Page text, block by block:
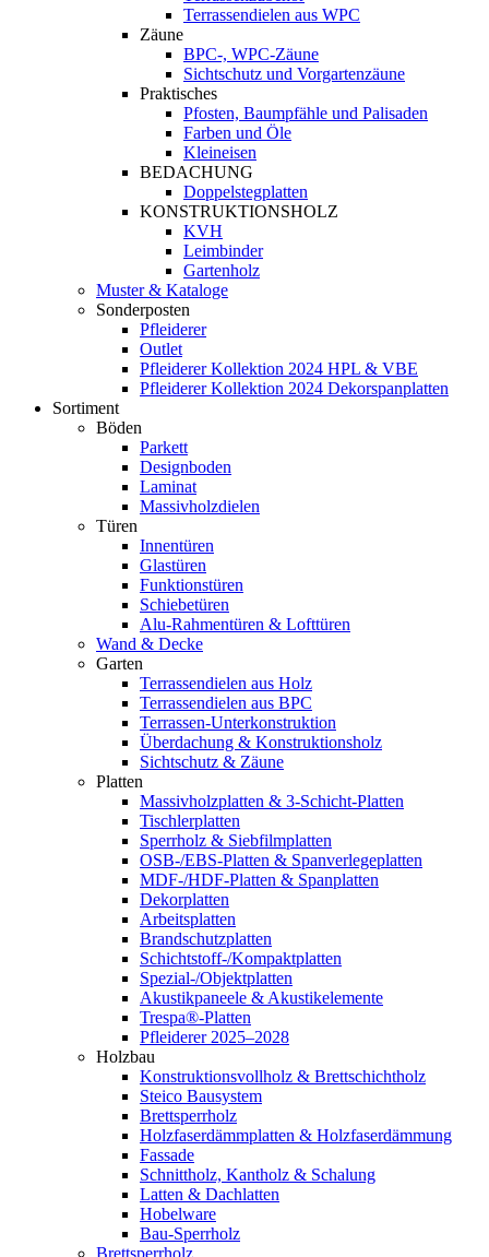
Terrassendielen aus WPC
Zäune
BPC-, WPC-Zäune
Sichtschutz und Vorgartenzäune
Praktisches
Pfosten, Baumpfähle und Palisaden
Farben und Öle
Kleineisen
BEDACHUNG
Doppelstegplatten
KONSTRUKTIONSHOLZ
KVH
Leimbinder
Gartenholz
Muster & Kataloge
Sonderposten
Pfleiderer
Outlet
Pfleiderer Kollektion 2024 HPL & VBE
Pfleiderer Kollektion 2024 Dekorspanplatten
Sortiment
Böden
Parkett
Designboden
Laminat
Massivholzdielen
Türen
Innentüren
Glastüren
Funktionstüren
Schiebetüren
Alu-Rahmentüren & Lofttüren
Wand & Decke
Garten
Terrassendielen aus Holz
Terrassendielen aus BPC
Terrassen-Unterkonstruktion
Überdachung & Konstruktionsholz
Sichtschutz & Zäune
Platten
Massivholzplatten & 3-Schicht-Platten
Tischlerplatten
Sperrholz & Siebfilmplatten
OSB-/EBS-Platten & Spanverlegeplatten
MDF-/HDF-Platten & Spanplatten
Dekorplatten
Arbeitsplatten
Brandschutzplatten
Schichtstoff-/Kompaktplatten
Spezial-/Objektplatten
Akustikpaneele & Akustikelemente
Trespa®-Platten
Pfleiderer 2025–2028
Holzbau
Konstruktionsvollholz & Brettschichtholz
Steico Bausystem
Brettsperrholz
Holzfaserdämmplatten & Holzfaserdämmung
Fassade
Schnittholz, Kantholz & Schalung
Latten & Dachlatten
Hobelware
Bau-Sperrholz
Brettsperrholz